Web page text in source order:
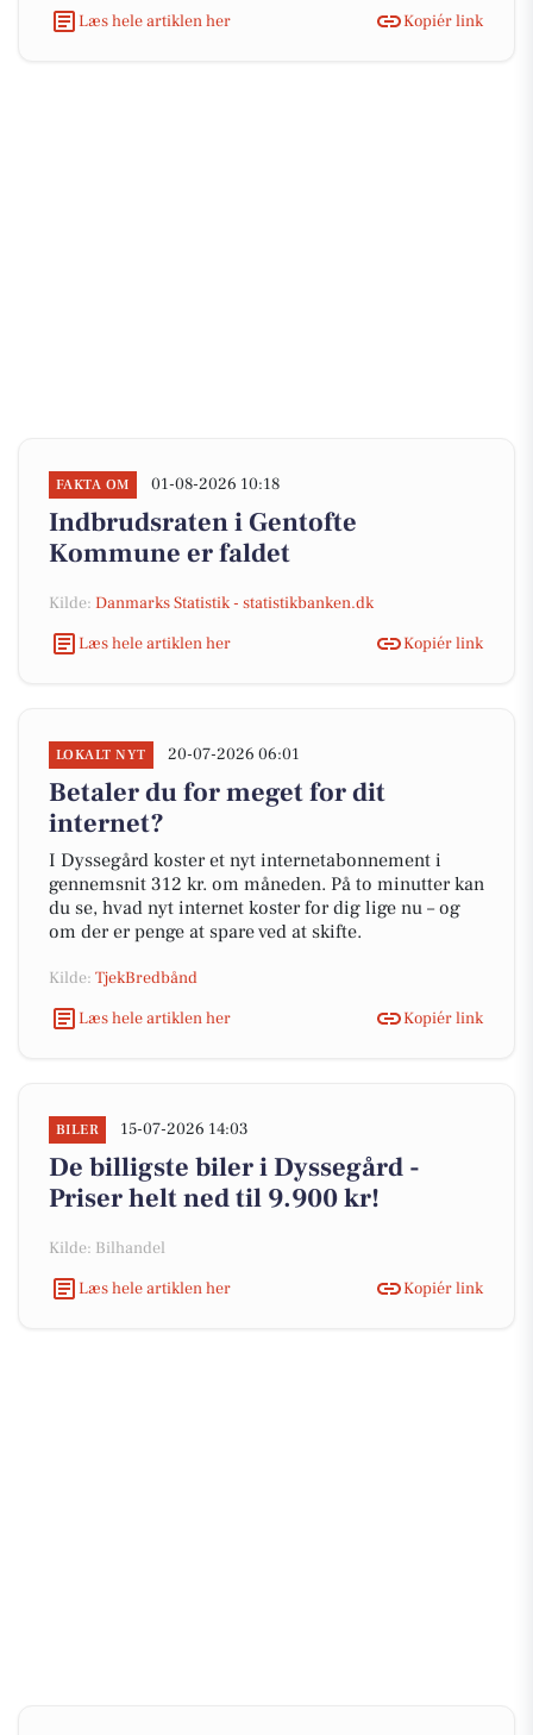
Læs hele artiklen her
Kopiér link
FAKTA OM 01-08-2026 10:18
Indbrudsraten i Gentofte
Kommune er faldet
Kilde: Danmarks Statistik - statistikbanken.dk
Læs hele artiklen her
Kopiér link
LOKALT NYT 20-07-2026 06:01
Betaler du for meget for dit
internet?
I Dyssegård koster et nyt internetabonnement i
gennemsnit 312 kr. om måneden. På to minutter kan
du se, hvad nyt internet koster for dig lige nu – og
om der er penge at spare ved at skifte.
Kilde: TjekBredbånd
Læs hele artiklen her
Kopiér link
BILER 15-07-2026 14:03
De billigste biler i Dyssegård -
Priser helt ned til 9.900 kr!
Kilde: Bilhandel
Læs hele artiklen her
Kopiér link